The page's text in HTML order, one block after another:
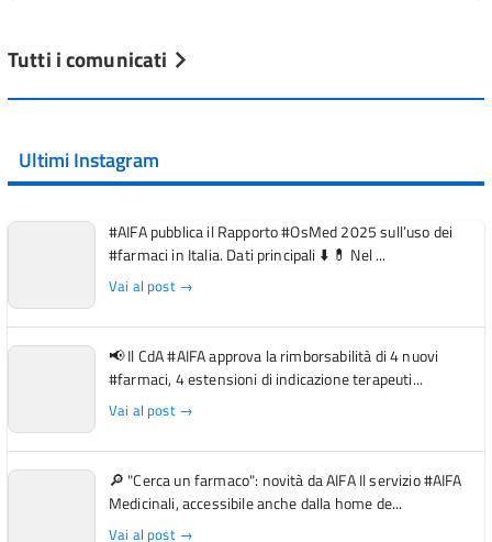
Tutti i comunicati
Ultimi Instagram
#AIFA pubblica il Rapporto #OsMed 2025 sull’uso dei
#farmaci in Italia. Dati principali ⬇️ 💊 Nel ...
Vai al post →
📢 Il CdA #AIFA approva la rimborsabilità di 4 nuovi
#farmaci, 4 estensioni di indicazione terapeuti...
Vai al post →
🔎 "Cerca un farmaco": novità da AIFA Il servizio #AIFA
Medicinali, accessibile anche dalla home de...
Vai al post →